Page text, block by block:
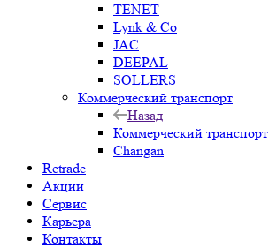
TENET
Lynk & Co
JAC
DEEPAL
SOLLERS
Коммерческий транспорт
Назад
Коммерческий транспорт
Changan
Retrade
Акции
Сервис
Карьера
Контакты